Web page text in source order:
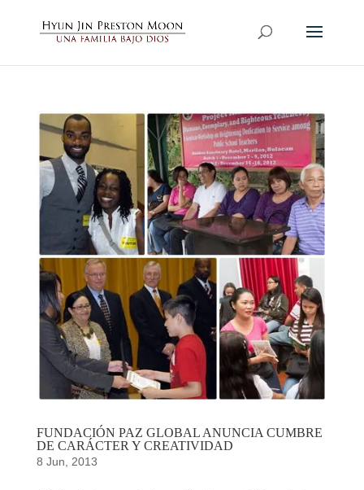
FUNDACIÓN PAZ GLOBAL ANUNCIA CUMBRE
DE CARÁCTER Y CREATIVIDAD
8 Jun, 2013